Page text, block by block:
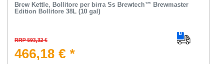
Brew Kettle, Bollitore per birra Ss Brewtech™ Brewmaster
Edition Bollitore 38L (10 gal)
RRP 593,32 €
466,18 € *